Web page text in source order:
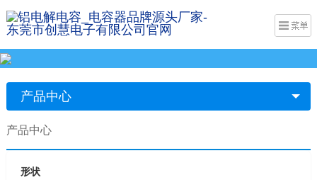
产品中心
产品中心
形状